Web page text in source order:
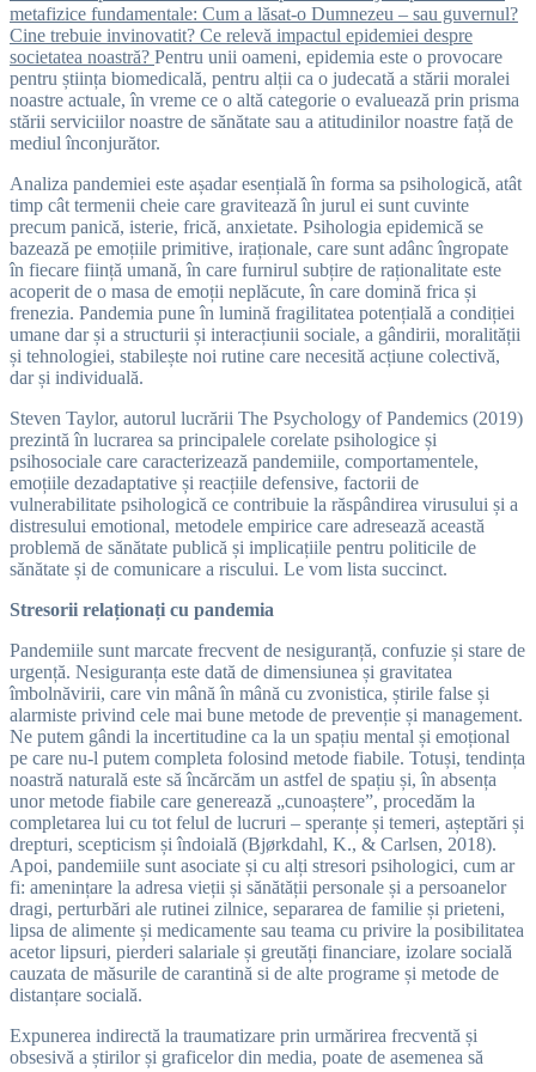
metafizice fundamentale: Cum a lăsat-o Dumnezeu – sau guvernul?
Cine trebuie invinovatit? Ce relevă impactul epidemiei despre
societatea noastră? Pentru unii oameni, epidemia este o provocare
pentru știința biomedicală, pentru alții ca o judecată a stării moralei
noastre actuale, în vreme ce o altă categorie o evaluează prin prisma
stării serviciilor noastre de sănătate sau a atitudinilor noastre față de
mediul înconjurător.
Analiza pandemiei este așadar esențială în forma sa psihologică, atât
timp cât termenii cheie care gravitează în jurul ei sunt cuvinte
precum panică, isterie, frică, anxietate. Psihologia epidemică se
bazează pe emoțiile primitive, iraționale, care sunt adânc îngropate
în fiecare ființă umană, în care furnirul subțire de raționalitate este
acoperit de o masa de emoții neplăcute, în care domină frica și
frenezia. Pandemia pune în lumină fragilitatea potențială a condiției
umane dar și a structurii și interacțiunii sociale, a gândirii, moralității
și tehnologiei, stabilește noi rutine care necesită acțiune colectivă,
dar și individuală.
Steven Taylor, autorul lucrării The Psychology of Pandemics (2019)
prezintă în lucrarea sa principalele corelate psihologice și
psihosociale care caracterizează pandemiile, comportamentele,
emoțiile dezadaptative și reacțiile defensive, factorii de
vulnerabilitate psihologică ce contribuie la răspândirea virusului și a
distresului emotional, metodele empirice care adresează această
problemă de sănătate publică și implicațiile pentru politicile de
sănătate și de comunicare a riscului. Le vom lista succinct.
Stresorii relaționați cu pandemia
Pandemiile sunt marcate frecvent de nesiguranță, confuzie și stare de
urgență. Nesiguranța este dată de dimensiunea și gravitatea
îmbolnăvirii, care vin mână în mână cu zvonistica, știrile false și
alarmiste privind cele mai bune metode de prevenție și management.
Ne putem gândi la incertitudine ca la un spațiu mental și emoțional
pe care nu-l putem completa folosind metode fiabile. Totuși, tendința
noastră naturală este să încărcăm un astfel de spațiu și, în absența
unor metode fiabile care generează „cunoaștere”, procedăm la
completarea lui cu tot felul de lucruri – speranțe și temeri, așteptări și
drepturi, scepticism și îndoială (Bjørkdahl, K., & Carlsen, 2018).
Apoi, pandemiile sunt asociate și cu alți stresori psihologici, cum ar
fi: amenințare la adresa vieții și sănătății personale și a persoanelor
dragi, perturbări ale rutinei zilnice, separarea de familie și prieteni,
lipsa de alimente și medicamente sau teama cu privire la posibilitatea
acetor lipsuri, pierderi salariale și greutăți financiare, izolare socială
cauzata de măsurile de carantină si de alte programe și metode de
distanțare socială.
Expunerea indirectă la traumatizare prin urmărirea frecventă și
obsesivă a știrilor și graficelor din media, poate de asemenea să